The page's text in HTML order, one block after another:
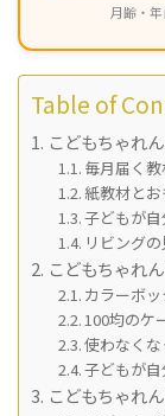
月齢・
Table of
こどもちゃれ
毎月届く
紙教材と
子どもが
リビング
こどもちゃれ
カラーボ
100均のケ
使わなく
子どもが
こどもちゃれ